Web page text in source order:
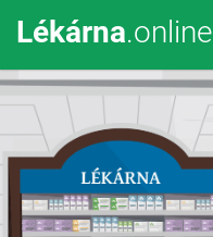
Lékárna.online